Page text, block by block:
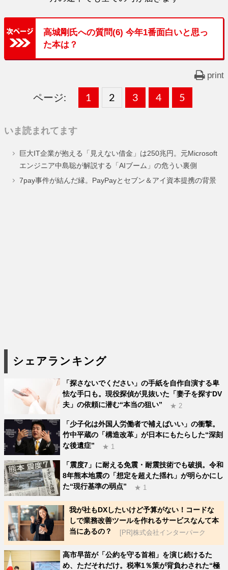
高城剛氏への質問(6) 今年1番面白いと思っ
た本は？
print
ページ:
固
ー
ジ
1 ,
固
ー
ジ
2 ,
固
ー
ジ
3 ,
固
ー
ジ
4 ,
固
ー
ジ
5
いま読まれてます
巨大IT企業が抱える「見えない借金」は250兆円。元Microsoft
エンジニア中島聡が解説する「AIブーム」の危うい裏側
7pay事件が結んだ縁。PayPayとセブン＆アイ資本提携の背景
シェアランキング
「探さないでください」の手紙を自作自演する卑
怯な手口も。現役探偵が見抜いた「妻子を探すDV
夫」の依頼に潜む“本当の狙い”
★ 2
「少子化は外国人労働者で補えばいい」の衝撃。
竹中平蔵の「構造改革」が日本にもたらした“深刻
な後遺症”
★ 1
「震度7」に耐える免震・耐震技術でも破損。令和
8年熊本地震の「想定を超えた揺れ」が明らかにし
た“現行基準の弱点”
★ 1
我が社もDXしたいけど予算がない！コードな
しで業務改善ツールを作れるサービスなんて本
当にあるの？
[PR]株式会社インターパーク
高市早苗が「公約を守る首相」を演じ続けるた
め、ただそれだけ。税率1％策が背負わされた“極